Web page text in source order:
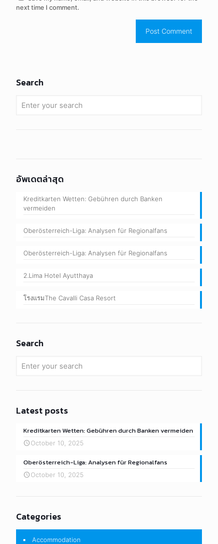
next time I comment.
Search
อัพเดตล่าสุด
Kreditkarten Wetten: Gebühren durch Banken
vermeiden
Oberösterreich-Liga: Analysen für Regionalfans
Oberösterreich-Liga: Analysen für Regionalfans
2.Lima Hotel Ayutthaya
โรงแรมThe Cavalli Casa Resort
Search
Latest posts
Kreditkarten Wetten: Gebühren durch Banken vermeiden
October 10, 2025
Oberösterreich-Liga: Analysen für Regionalfans
October 10, 2025
Categories
Accommodation